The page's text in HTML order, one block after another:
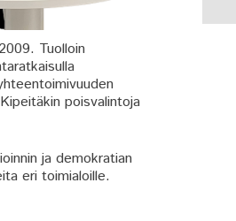
Tuolloin
poisvalintoja
ja demokratian
eri toimialoille.